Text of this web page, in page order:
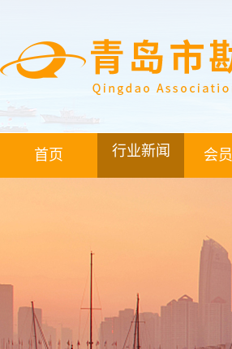
首页 行业新闻 会